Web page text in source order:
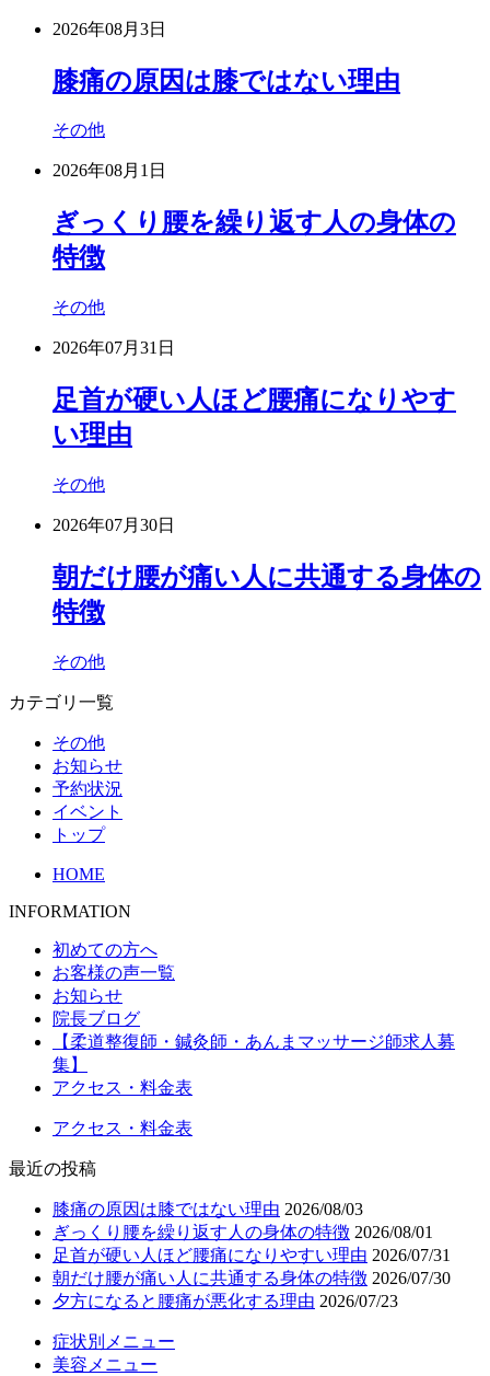
2026年08月3日
膝痛の原因は膝ではない理由
その他
2026年08月1日
ぎっくり腰を繰り返す人の身体の
特徴
その他
2026年07月31日
足首が硬い人ほど腰痛になりやす
い理由
その他
2026年07月30日
朝だけ腰が痛い人に共通する身体の
特徴
その他
カテゴリ一覧
その他
お知らせ
予約状況
イベント
トップ
HOME
INFORMATION
初めての方へ
お客様の声一覧
お知らせ
院長ブログ
【柔道整復師・鍼灸師・あんまマッサージ師求人募
集】
アクセス・料金表
アクセス・料金表
最近の投稿
膝痛の原因は膝ではない理由 2026/08/03
ぎっくり腰を繰り返す人の身体の特徴 2026/08/01
足首が硬い人ほど腰痛になりやすい理由 2026/07/31
朝だけ腰が痛い人に共通する身体の特徴 2026/07/30
夕方になると腰痛が悪化する理由 2026/07/23
症状別メニュー
美容メニュー